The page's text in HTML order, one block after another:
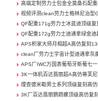
高端定制劳力士包金全莫桑石配
视频评测clean劳力士格林尼治型
QF配重171g劳力士冰蓝迪顶级
QF配重172g劳力士迪通拿绿金
APS积家大师月相超A高仿复刻
clean厂劳力士宇宙计型迪通拿
APS厂IWC万国表葡萄牙新葡七
3K一体机百达翡丽超A高仿蒂芙
理查德米勒男士系列顶级复刻高
3K厂百达翡丽鹦鹉螺顶级高仿复